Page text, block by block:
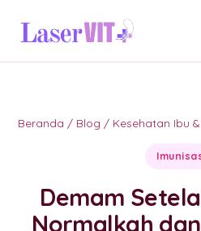
Beranda / Blog / Kesehatan Ibu
Demam
Normalkah